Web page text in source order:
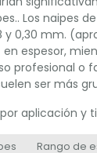
Los naipes
y 0,30 mm.
espesor,
profesional o
ser más
aplicación y
Rango de